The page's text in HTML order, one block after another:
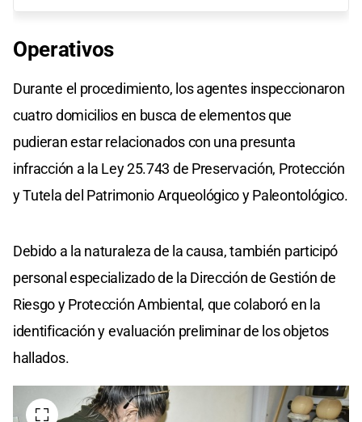
Operativos
Durante el procedimiento, los agentes inspeccionaron
cuatro domicilios en busca de elementos que
pudieran estar relacionados con una presunta
infracción a la Ley 25.743 de Preservación, Protección
y Tutela del Patrimonio Arqueológico y Paleontológico.
Debido a la naturaleza de la causa, también participó
personal especializado de la Dirección de Gestión de
Riesgo y Protección Ambiental, que colaboró en la
identificación y evaluación preliminar de los objetos
hallados.